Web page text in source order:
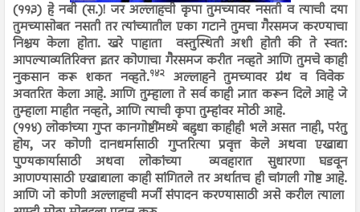
(११३) हे नबी (स.)! जर अल्लाहची कृपा तुमच्यावर नसती व त्याची दया
तुमच्यासोबत नसती तर त्यांच्यातील एका गटाने तुमचा गैरसमज करण्याचा
निश्चय केला होता. खरे पाहाता वस्तुस्थिती अशी होती की ते स्वत:
आपल्याव्यतिरिक्त इतर कोणाचा गैरसमज करीत नव्हते आणि तुमचे काही
नुकसान करू शकत नव्हते.१४२अल्लाहने तुमच्यावर ग्रंथ व विवेक
अवतरित केला आहे. आणि तुम्हाला ते सर्व काही ज्ञात करून दिले आहे जे
तुम्हाला माहीत नव्हते, आणि त्याची कृपा तुम्हांवर मोठी आहे.
(११४) लोकांच्या गुप्त कानगोष्टींमध्ये बहुधा काहीही भले असत नाही, परंतु
होय, जर कोणी दानधर्मासाठी गुप्तरित्या प्रवृत्त केले अथवा एखाद्या
पुण्यकार्यासाठी अथवा लोकांच्या व्यवहारात सुधारणा घडवून
आणण्यासाठी एखाद्याला काही सांगितले तर अर्थातच ही चांगली गोष्ट आहे.
आणि जो कोणी अल्लाहची मर्जी संपादन करण्यासाठी असे करील त्याला